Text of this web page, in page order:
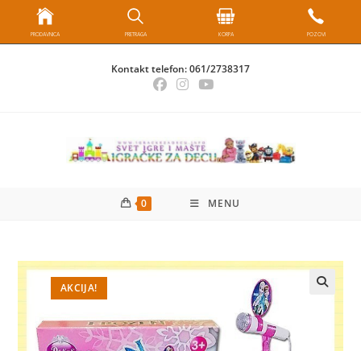
Kontakt telefon:061/2738317
0 MENU
AKCIJA!
PRODAVNICA PRETRAGA KORPA POZOVI